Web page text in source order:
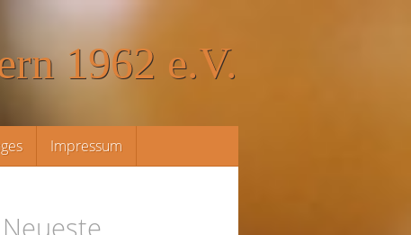
1962 e.V.
Impressum
Neueste